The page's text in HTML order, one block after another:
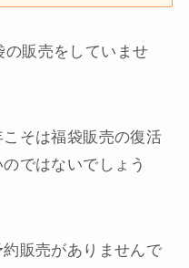
の販売をしていませ
そは福袋販売の復活
ではないでしょう
販売がありませんで